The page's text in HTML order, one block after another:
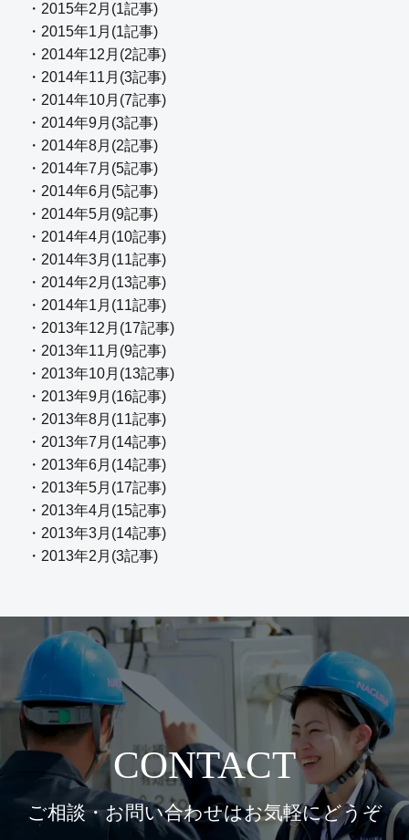
・2015年2月(1記事)
・2015年1月(1記事)
・2014年12月(2記事)
・2014年11月(3記事)
・2014年10月(7記事)
・2014年9月(3記事)
・2014年8月(2記事)
・2014年7月(5記事)
・2014年6月(5記事)
・2014年5月(9記事)
・2014年4月(10記事)
・2014年3月(11記事)
・2014年2月(13記事)
・2014年1月(11記事)
・2013年12月(17記事)
・2013年11月(9記事)
・2013年10月(13記事)
・2013年9月(16記事)
・2013年8月(11記事)
・2013年7月(14記事)
・2013年6月(14記事)
・2013年5月(17記事)
・2013年4月(15記事)
・2013年3月(14記事)
・2013年2月(3記事)
CONTACT
ご相談・お問い合わせはお気軽にどうぞ